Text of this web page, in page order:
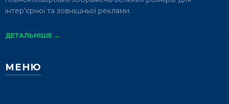
інтер'єрної та зовнішньої реклами.
ДЕТАЛЬНІШЕ →
МЕНЮ